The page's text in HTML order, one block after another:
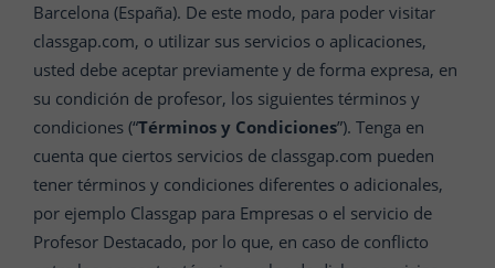
Barcelona (España). De este modo, para poder visitar
classgap.com, o utilizar sus servicios o aplicaciones,
usted debe aceptar previamente y de forma expresa, en
su condición de profesor, los siguientes términos y
condiciones (“Términos y Condiciones”). Tenga en
cuenta que ciertos servicios de classgap.com pueden
tener términos y condiciones diferentes o adicionales,
por ejemplo Classgap para Empresas o el servicio de
Profesor Destacado, por lo que, en caso de conflicto